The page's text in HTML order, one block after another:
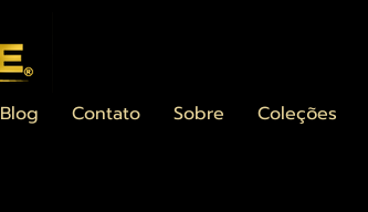
Blog Contato Sobre Coleções